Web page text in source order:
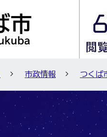
市政情報 つくば